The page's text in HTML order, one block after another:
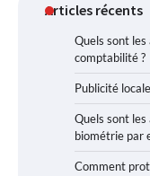
Articles récents
Quels sont les
comptabilité ?
Publicité
Quels sont
biométrie par
Comment